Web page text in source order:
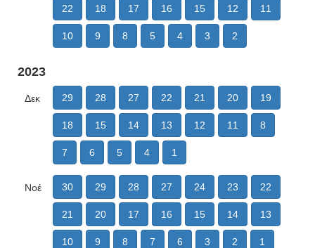
22 18 17 16 15 12 11
10 9 8 5 4 3 2
2023
Δεκ 29 28 27 22 21 20 19
18 15 14 13 12 11 8
7 6 5 4 1
Νοέ 30 29 28 27 24 23 22
21 20 17 16 15 14 13
10 9 8 7 6 3 2 1